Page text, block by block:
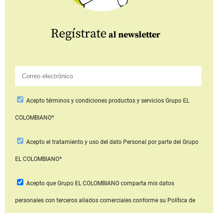
Regístrate al newsletter
Aceptotérminos y condiciones productos y serviciosGrupo EL
COLOMBIANO*
Acepto el tratamiento y uso del dato Personal por parte del Grupo
EL COLOMBIANO*
Acepto que Grupo EL COLOMBIANOcomparta mis datos
personales con terceros aliados comerciales conforme su Política de